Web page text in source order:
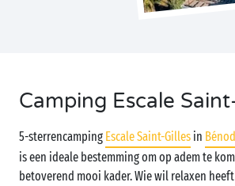
Camping Escale
5-sterrencamping Escale Saint-Gilles in
is een ideale bestemming om op adem te
betoverend mooi kader. Wie wil relaxen